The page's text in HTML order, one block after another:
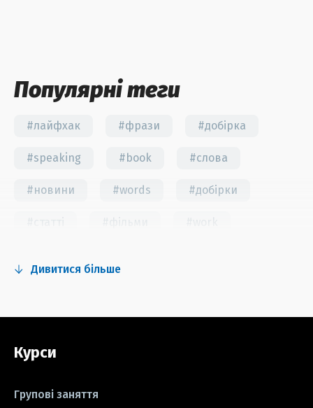
Популярні теги
#лайфхак #фрази #добірка
#speaking #book #слова
#новини #words #добірки
#grammar #writing #вправи
#пісні
Дивитися більше
Курси
Групові заняття